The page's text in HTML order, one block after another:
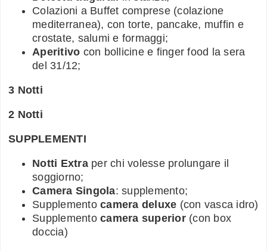
Colazioni a Buffet comprese (colazione
mediterranea), con torte, pancake, muffin e
crostate, salumi e formaggi;
Aperitivo con bollicine e finger food la sera
del 31/12;
3 Notti
2 Notti
SUPPLEMENTI
Notti Extraper chi volesse prolungare il
soggiorno;
Camera Singola: supplemento;
Supplemento camera deluxe (con vasca idro)
Supplemento camera superior(con box
doccia)